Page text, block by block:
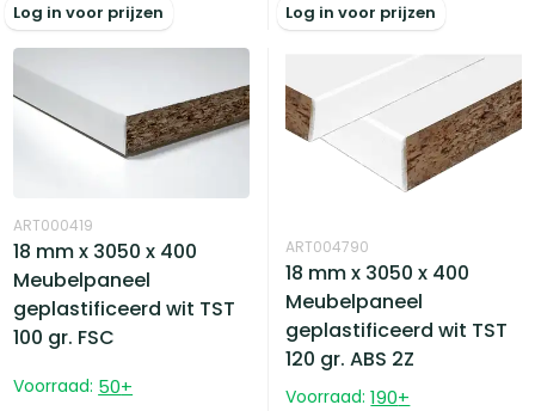
Log in voor prijzen Log in voor prijzen
ART000419
18 mm x 3050 x 400
Meubelpaneel
geplastificeerd wit TST
100 gr. FSC
Voorraad: 50+
ART004790
18 mm x 3050 x 400
Meubelpaneel
geplastificeerd wit TST
120 gr. ABS 2Z
Voorraad: 190+